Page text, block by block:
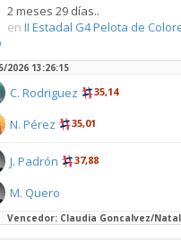
2 meses 29 días..
en II Estadal G4 Pelota de
2026 13:26:15
C. Rodriguez 35,14
N. Pérez 35,01
J. Padrón 37,88
M. Quero
Vencedor: Claudia Goncalvez/